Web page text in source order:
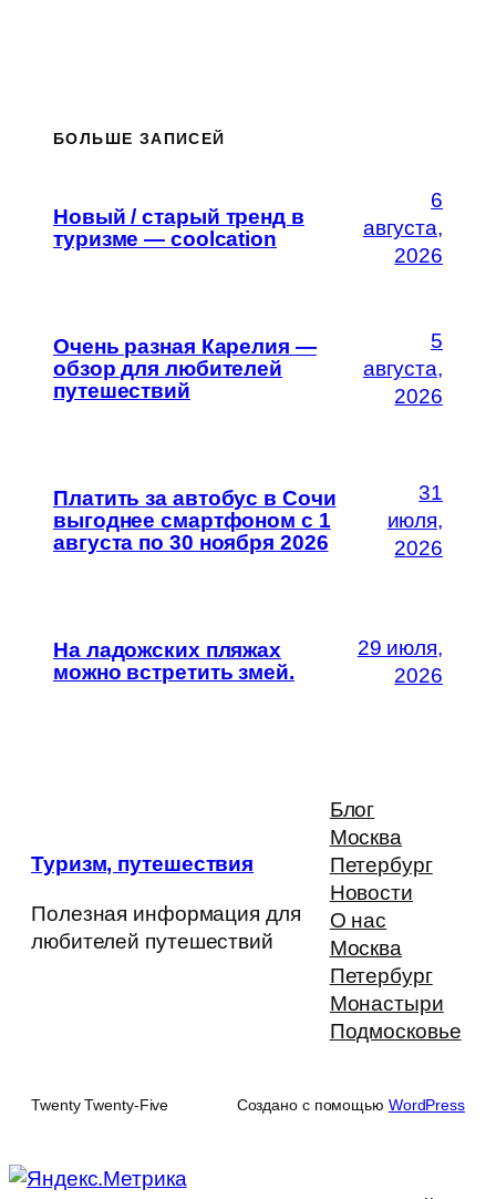
БОЛЬШЕ ЗАПИСЕЙ
Новый / старый тренд в
туризме — coolcation
6
августа,
2026
Очень разная Карелия —
обзор для любителей
путешествий
5
августа,
2026
Платить за автобус в Сочи
выгоднее смартфоном с 1
августа по 30 ноября 2026
31
июля,
2026
На ладожских пляжах
можно встретить змей.
29 июля,
2026
Туризм, путешествия
Полезная информация для
любителей путешествий
Блог
Москва
Петербург
Новости
О нас
Москва
Петербург
Монастыри
Подмосковье
Twenty Twenty-Five Создано с помощью WordPress